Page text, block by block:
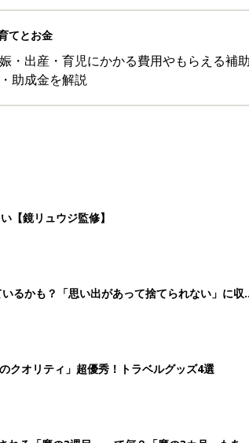
るかも？「思い出があって捨てられない」に収納
クオリティ」超優秀！トラベルグッズ4選
5 >